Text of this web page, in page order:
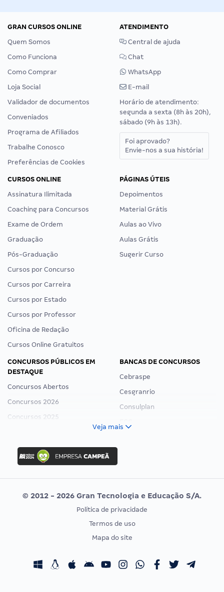
GRAN CURSOS ONLINE
Quem Somos
Como Funciona
Como Comprar
Loja Social
Validador de documentos
Conveniados
Programa de Afiliados
Trabalhe Conosco
Preferências de Cookies
ATENDIMENTO
Central de ajuda
Chat
WhatsApp
E-mail
Horário de atendimento:
segunda a sexta (8h às 20h),
sábado (9h às 13h).
Foi aprovado?
Envie-nos a sua história!
CURSOS ONLINE
Assinatura Ilimitada
Coaching para Concursos
Exame de Ordem
Graduação
Pós-Graduação
Cursos por Concurso
Cursos por Carreira
Cursos por Estado
Cursos por Professor
Oficina de Redação
Cursos Online Gratuitos
PÁGINAS ÚTEIS
Depoimentos
Material Grátis
Aulas ao Vivo
Aulas Grátis
Sugerir Curso
CONCURSOS PÚBLICOS EM
DESTAQUE
Concursos Abertos
Concursos 2026
Concursos 2025
Concurso Ibama
Concurso MPU
Editais publicados
BANCAS DE CONCURSOS
Cebraspe
Cesgranrio
Consulplan
Vunesp
CONCURSOS POR PROFISSÃO
Concursos Fiscais
EXAME DE ORDEM
Calendário OAB
Veja mais
© 2012 - 2026 Gran Tecnologia e Educação S/A.
Política de privacidade
Termos de uso
Mapa do site